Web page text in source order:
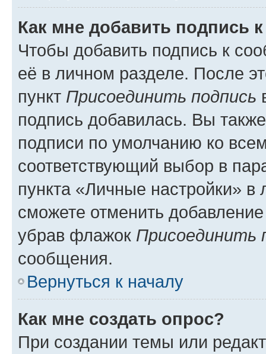
Как мне добавить подпись
Чтобы добавить подпись к
её в личном разделе. После
пункт Присоединить подпись
подпись добавилась. Вы
подписи по умолчанию ко
соответствующий выбор в
пункта «Личные настройки»
сможете отменить
убрав флажок Присоединить
сообщения.
Вернуться к началу
Как мне создать опрос?
При создании темы или